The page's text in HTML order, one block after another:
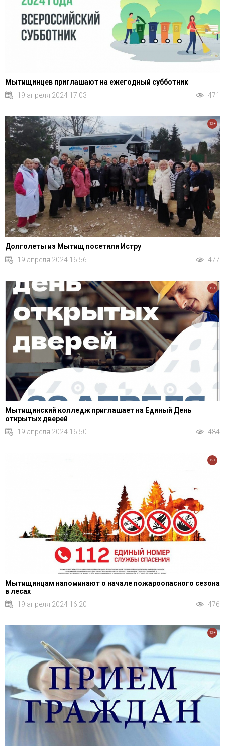
Мытищинцев приглашают на ежегодный субботник
19 апреля 2024 17:03
471
Долголеты из Мытищ посетили Истру
19 апреля 2024 16:56
477
12+
Мытищинский колледж приглашает на Единый День
открытых дверей
19 апреля 2024 16:50
484
12+
Мытищинцам напоминают о начале пожароопасного сезона
в лесах
19 апреля 2024 16:20
476
12+
12+